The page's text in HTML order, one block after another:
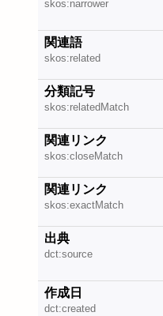
skos:narrower
関連語
skos:related
分類記号
skos:relatedMatch
関連リンク
skos:closeMatch
関連リンク
skos:exactMatch
出典
dct:source
作成日
dct:created